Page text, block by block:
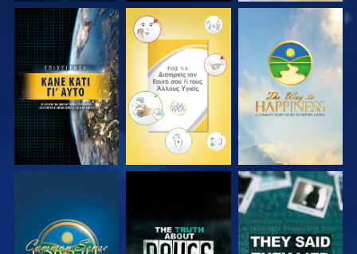
ΠΑΡΑΚΟΛΟΥΘΗΣΤΕ ΠΑΡΑΚΟΛΟΥΘΗΣΤΕ ΠΑΡΑΚΟΛΟΥΘΗΣΤΕ
ΠΑΡΑΚΟΛΟΥΘΗΣΤΕ ΠΑΡΑΚΟΛΟΥΘΗΣΤΕ ΠΑΡΑΚΟΛΟΥΘΗΣΤΕ